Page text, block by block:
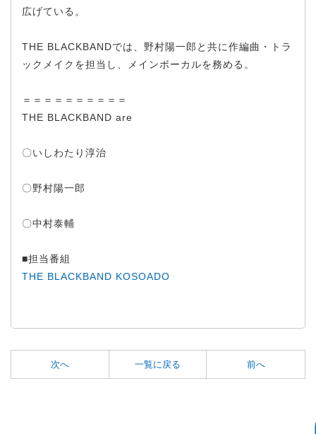
広げている。
THE BLACKBANDでは、野村陽一郎と共に作編曲・トラ
ックメイクを担当し、メインボーカルを務める。
＝＝＝＝＝＝＝＝＝＝
THE BLACKBAND are
〇いしわたり淳治
〇野村陽一郎
〇中村泰輔
■担当番組
THE BLACKBAND KOSOADO
次へ 一覧に戻る 前へ